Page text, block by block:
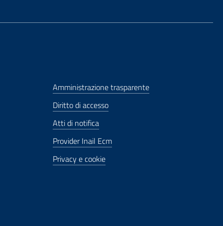
Amministrazione trasparente
Diritto di accesso
Atti di notifica
Provider Inail Ecm
Privacy e cookie